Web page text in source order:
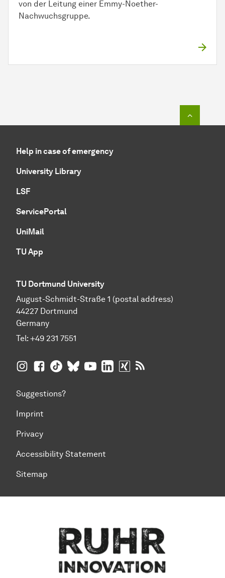
von der Leitung einer Emmy-Noether-
Nachwuchsgruppe.
Help in case of emergency
University Library
LSF
ServicePortal
UniMail
TU App
TU Dortmund University
August-Schmidt-Straße 1 (postal address)
44227 Dortmund
Germany
Tel: +49 231 7551
TU Dortmund University on Instagram
TU Dortmund University on Facebook
TU Dortmund University on TikTok
TU Dortmund University on BlueSky
TU Dortmund University on
TU Dortmund University on
TU Dortmund University
Suggestions?
Imprint
Privacy
Accessibility Statement
Sitemap